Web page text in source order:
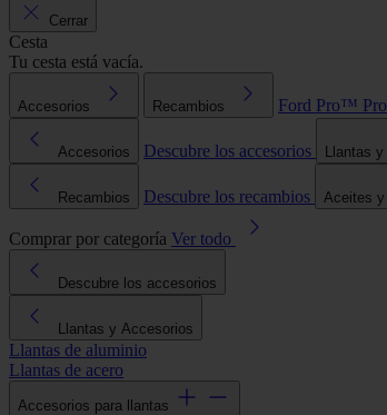
Cerrar
Cesta
Tu cesta está vacía.
Accesorios Recambios Ford Pro™
Accesorios Descubre los accesorios Llantas
Recambios Descubre los recambios Aceites
Comprar por categoría Ver todo
Descubre los accesorios
Llantas y Accesorios
Llantas de aluminio
Llantas de acero
Accesorios para llantas